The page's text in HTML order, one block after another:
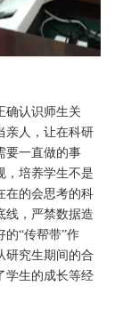
认识师生关
亲人，让在科研
要一直做的事
，培养学生不是
在的会思考的科
线，严禁数据造
的“传帮带”作
研究生期间的合
学生的成长等经